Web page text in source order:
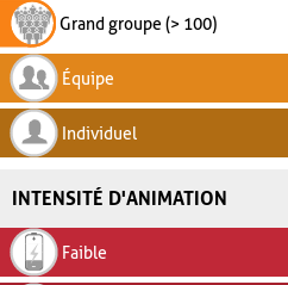
Grand groupe (> 100)
Équipe
Individuel
INTENSITÉ D'ANIMATION
Faible